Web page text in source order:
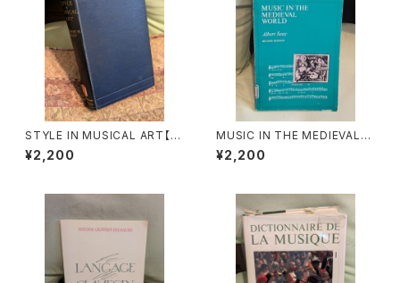
STYLE IN MUSICAL ART【著
者：C. HUBERT H.PARRY】出
版社：MACMILLAN AND CO,
¥2,200
MUSIC IN THE MEDIEVAL
WORLD【著者：Albert Seay】
出版社：PRENTICE-HALL, IN
¥2,200